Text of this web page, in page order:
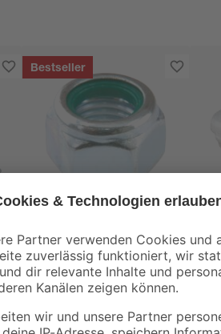
Bestseller
toom
Sicherungsmuttern Ø
8 mm
0,33